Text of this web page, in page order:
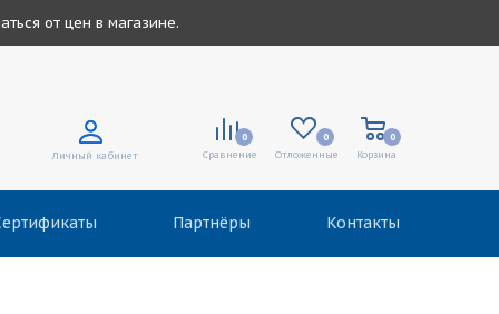
от цен в магазине.
Личный кабинет Сравнение
0
Отложенные
0
Корзина
0
Партнёры Контакты